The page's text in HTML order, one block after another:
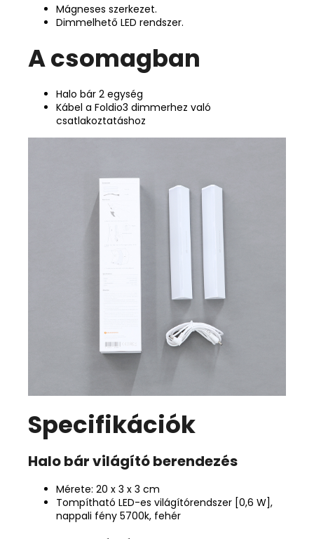
Mágneses szerkezet.
Dimmelhető LED rendszer.
A csomagban
Halo bár 2 egység
Kábel a Foldio3 dimmerhez való
csatlakoztatáshoz
Specifikációk
Halo bár világító berendezés
Mérete: 20 x 3 x 3 cm
Tompítható LED-es világítórendszer [0,6 W],
nappali fény 5700k, fehér